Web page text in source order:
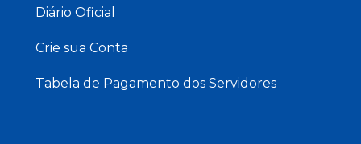
Diário Oficial
Crie sua Conta
Tabela de Pagamento dos Servidores